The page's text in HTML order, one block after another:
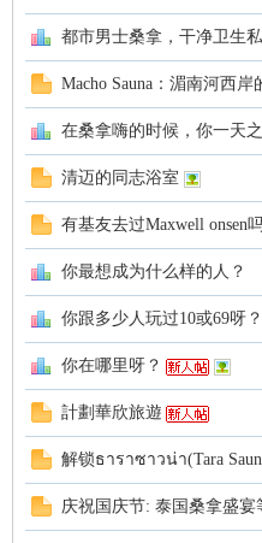
都市男士桑拿，干净卫生
Macho Sauna：湄南河西
在桑拿嗨的时候，你一天
清迈的同志浴室
有基友去过Maxwell onsen
你最想成为什么样的人？
你跟多少人玩过10或69呀？
你在哪里呀？
計劃華欣旅遊
解锁ธาราซาวน่า(Tara
庆祝国庆节: 泰国桑拿盛宴